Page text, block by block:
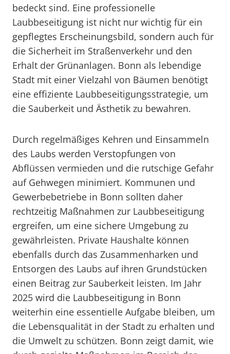
bedeckt sind. Eine professionelle
Laubbeseitigung ist nicht nur wichtig für ein
gepflegtes Erscheinungsbild, sondern auch für
die Sicherheit im Straßenverkehr und den
Erhalt der Grünanlagen. Bonn als lebendige
Stadt mit einer Vielzahl von Bäumen benötigt
eine effiziente Laubbeseitigungsstrategie, um
die Sauberkeit und Ästhetik zu bewahren.
Durch regelmäßiges Kehren und Einsammeln
des Laubs werden Verstopfungen von
Abflüssen vermieden und die rutschige Gefahr
auf Gehwegen minimiert. Kommunen und
Gewerbebetriebe in Bonn sollten daher
rechtzeitig Maßnahmen zur Laubbeseitigung
ergreifen, um eine sichere Umgebung zu
gewährleisten. Private Haushalte können
ebenfalls durch das Zusammenharken und
Entsorgen des Laubs auf ihren Grundstücken
einen Beitrag zur Sauberkeit leisten. Im Jahr
2025 wird die Laubbeseitigung in Bonn
weiterhin eine essentielle Aufgabe bleiben, um
die Lebensqualität in der Stadt zu erhalten und
die Umwelt zu schützen. Bonn zeigt damit, wie